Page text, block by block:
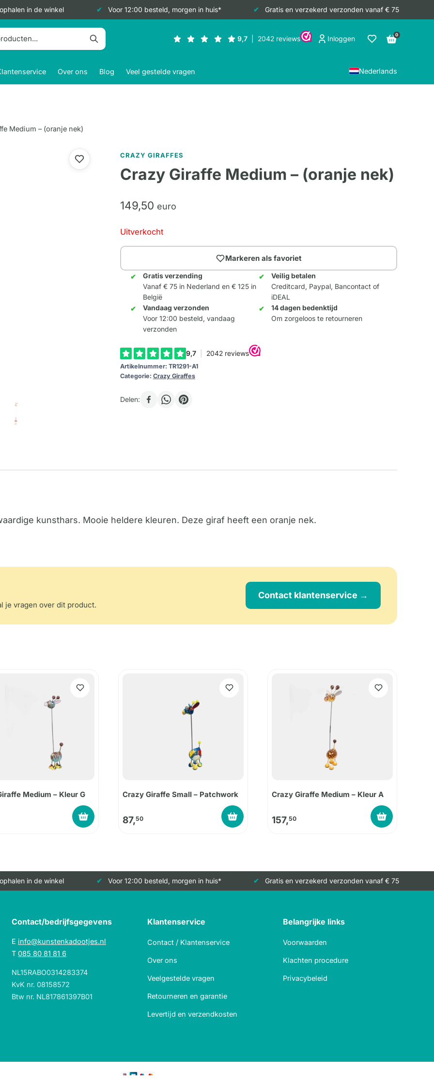
in de winkel Voor 12:00 besteld, morgen in huis* Gratis en verzekerd verzonden vanaf € 75
Inloggen 0
Over ons Blog Veel gestelde vragen Nederlands
Medium – (oranje nek)
CRAZY GIRAFFES
Crazy Giraffe Medium – (oranje nek)
149,50 euro
Uitverkocht
Markeren als favoriet
Gratis verzending
Vanaf € 75 in Nederland en € 125 in
België
Veilig betalen
Creditcard, Paypal, Bancontact of
iDEAL
Vandaag verzonden
Voor 12:00 besteld, vandaag
verzonden
14 dagen bedenktijd
Om zorgeloos te retourneren
Artikelnummer: TR1291-A1
Categorie: Crazy Giraffes
Delen:
kunsthars. Mooie heldere kleuren. Deze giraf heeft een oranje nek.
je vragen over dit product.
Contact klantenservice →
Medium – Kleur G Crazy Giraffe Small – Patchwork
87,50
Crazy Giraffe Medium – Kleur A
157,50
in de winkel Voor 12:00 besteld, morgen in huis* Gratis en verzekerd verzonden vanaf € 75
Contact/bedrijfsgegevens
E info@kunstenkadootjes.nl
T 085 80 81 81 6
NL15RABO0314283374
KvK nr. 08158572
Btw nr. NL817861397B01
Klantenservice
Contact / Klantenservice
Over ons
Veelgestelde vragen
Retourneren en garantie
Levertijd en verzendkosten
Belangrijke links
Voorwaarden
Klachten procedure
Privacybeleid